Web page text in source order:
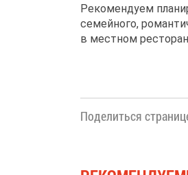
Рекомендуем
семейного,
в местном
Поделиться